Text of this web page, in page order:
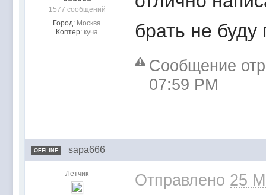
1577 сообщений
Город: Москва
Коптер: куча
брать не буду
Сообщение
07:59 PM
OFFLINE sapa666
Летчик Отправлено 25